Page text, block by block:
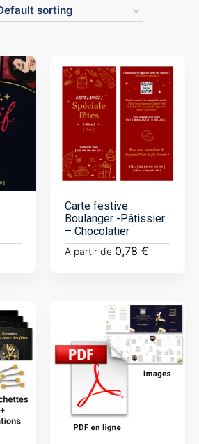
Carte festive :
Boulanger -Pâtissier
– Chocolatier
A partir de 0,78 €